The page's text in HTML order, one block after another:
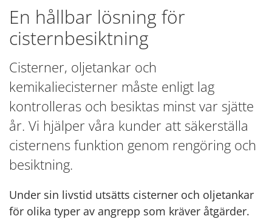
En hållbar lösning för
cisternbesiktning
Cisterner, oljetankar och
kemikaliecisterner måste enligt lag
kontrolleras och besiktas minst var sjätte
år. Vi hjälper våra kunder att säkerställa
cisternens funktion genom rengöring och
besiktning.
Under sin livstid utsätts cisterner och oljetankar
för olika typer av angrepp som kräver åtgärder.